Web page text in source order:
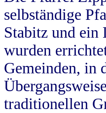
selbständige
Stabitz und
wurden
Gemeinden, in
traditionellen